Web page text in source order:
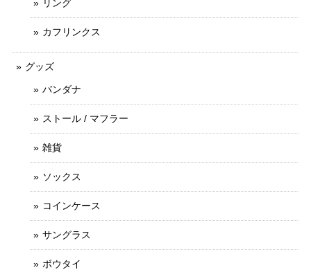
リング
カフリンクス
グッズ
バンダナ
ストール / マフラー
雑貨
ソックス
コインケース
サングラス
ボウタイ